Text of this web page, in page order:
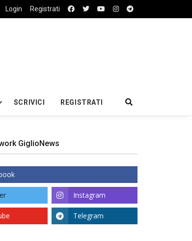
Login Registrati
SCRIVICI REGISTRATI
GiglioNews
Instagram
Telegram